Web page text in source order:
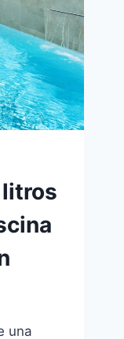
una